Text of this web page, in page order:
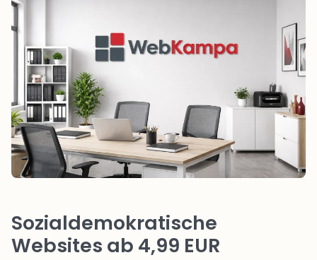
Sozialdemokratische
Websites ab 4,99 EUR